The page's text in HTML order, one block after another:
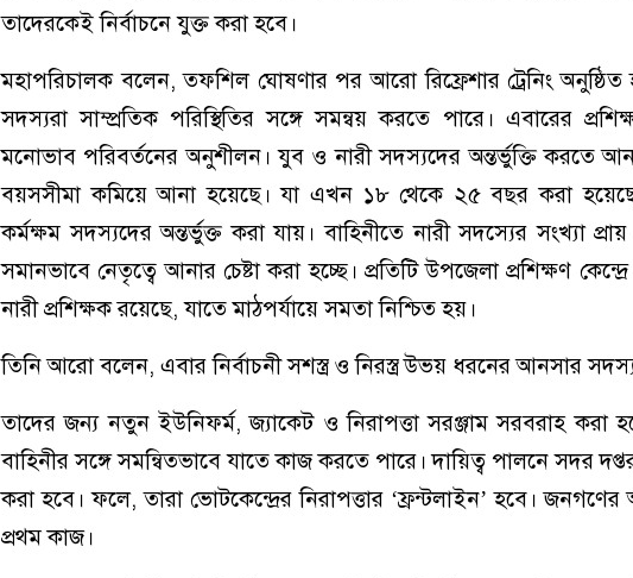
তাদেরকেই নির্বাচনে যুক্ত করা হবে।
মহাপরিচালক বলেন, তফশিল ঘোষণার পর আরো রিফ্রেশার ট্রেনিং অনুষ্ঠিত
সদস্যরা সাম্প্রতিক পরিস্থিতির সঙ্গে সমন্বয় করতে পারে। এবারের
মনোভাব পরিবর্তনের অনুশীলন। যুব ও নারী সদস্যদের অন্তর্ভুক্তি করতে
বয়সসীমা কমিয়ে আনা হয়েছে। যা এখন ১৮ থেকে ২৫ বছর করা
কর্মক্ষম সদস্যদের অন্তর্ভুক্ত করা যায়। বাহিনীতে নারী সদস্যের সংখ্যা
সমানভাবে নেতৃত্বে আনার চেষ্টা করা হচ্ছে। প্রতিটি উপজেলা প্রশিক্ষণ
নারী প্রশিক্ষক রয়েছে, যাতে মাঠপর্যায়ে সমতা নিশ্চিত হয়।
তিনি আরো বলেন, এবার নির্বাচনী সশস্ত্র ও নিরস্ত্র উভয় ধরনের আনসার
তাদের জন্য নতুন ইউনিফর্ম, জ্যাকেট ও নিরাপত্তা সরঞ্জাম সরবরাহ করা
বাহিনীর সঙ্গে সমন্বিতভাবে যাতে কাজ করতে পারে। দায়িত্ব পালনে সদর
করা হবে। ফলে, তারা ভোটকেন্দ্রের নিরাপত্তার ‘ফ্রন্টলাইন’ হবে।
প্রথম কাজ।